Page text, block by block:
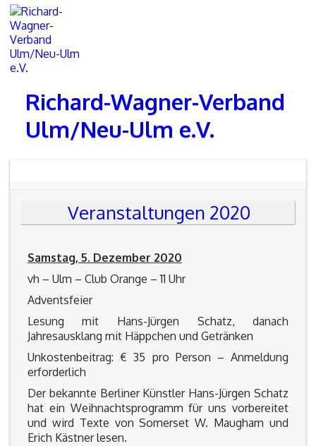
Skip
to
content
Richard-Wagner-Verband
Ulm/Neu-Ulm e.V.
Veranstaltungen 2020
Samstag, 5. Dezember 2020
vh – Ulm – Club Orange – 11 Uhr
Adventsfeier
Lesung mit Hans-Jürgen Schatz, danach
Jahresausklang mit Häppchen und Getränken
Unkostenbeitrag: € 35 pro Person – Anmeldung
erforderlich
Der bekannte Berliner Künstler Hans-Jürgen Schatz
hat ein Weihnachtsprogramm für uns vorbereitet
und wird Texte von Somerset W. Maugham und
Erich Kästner lesen.